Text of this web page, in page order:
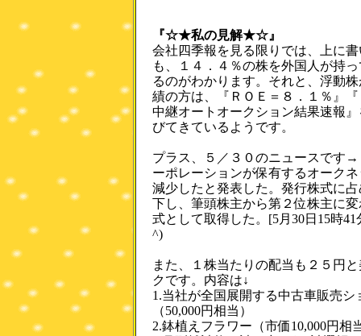
『☆★私の見解★☆』
会社四季報を見る限りでは、上に
も、１４．４％の株を外国人が持
るのがわかります。それと、浮動
績の方は、『ＲＯＥ＝８．１％』
中継オートオークション結果速報
びてきているようです。
プラス、５／３０のニュースです
ーポレーションが保有するオーク
減少したと発表した。発行株式に
下し、筆頭株主から第２位株主に
式として取得した。[5月30日15時
^)
また、１株当たりの配当も２５円
クです。内容は↓
1.当社が全国展開する中古車販売
（50,000円相当）
2.鉢植えフラワー（市価10,000円相